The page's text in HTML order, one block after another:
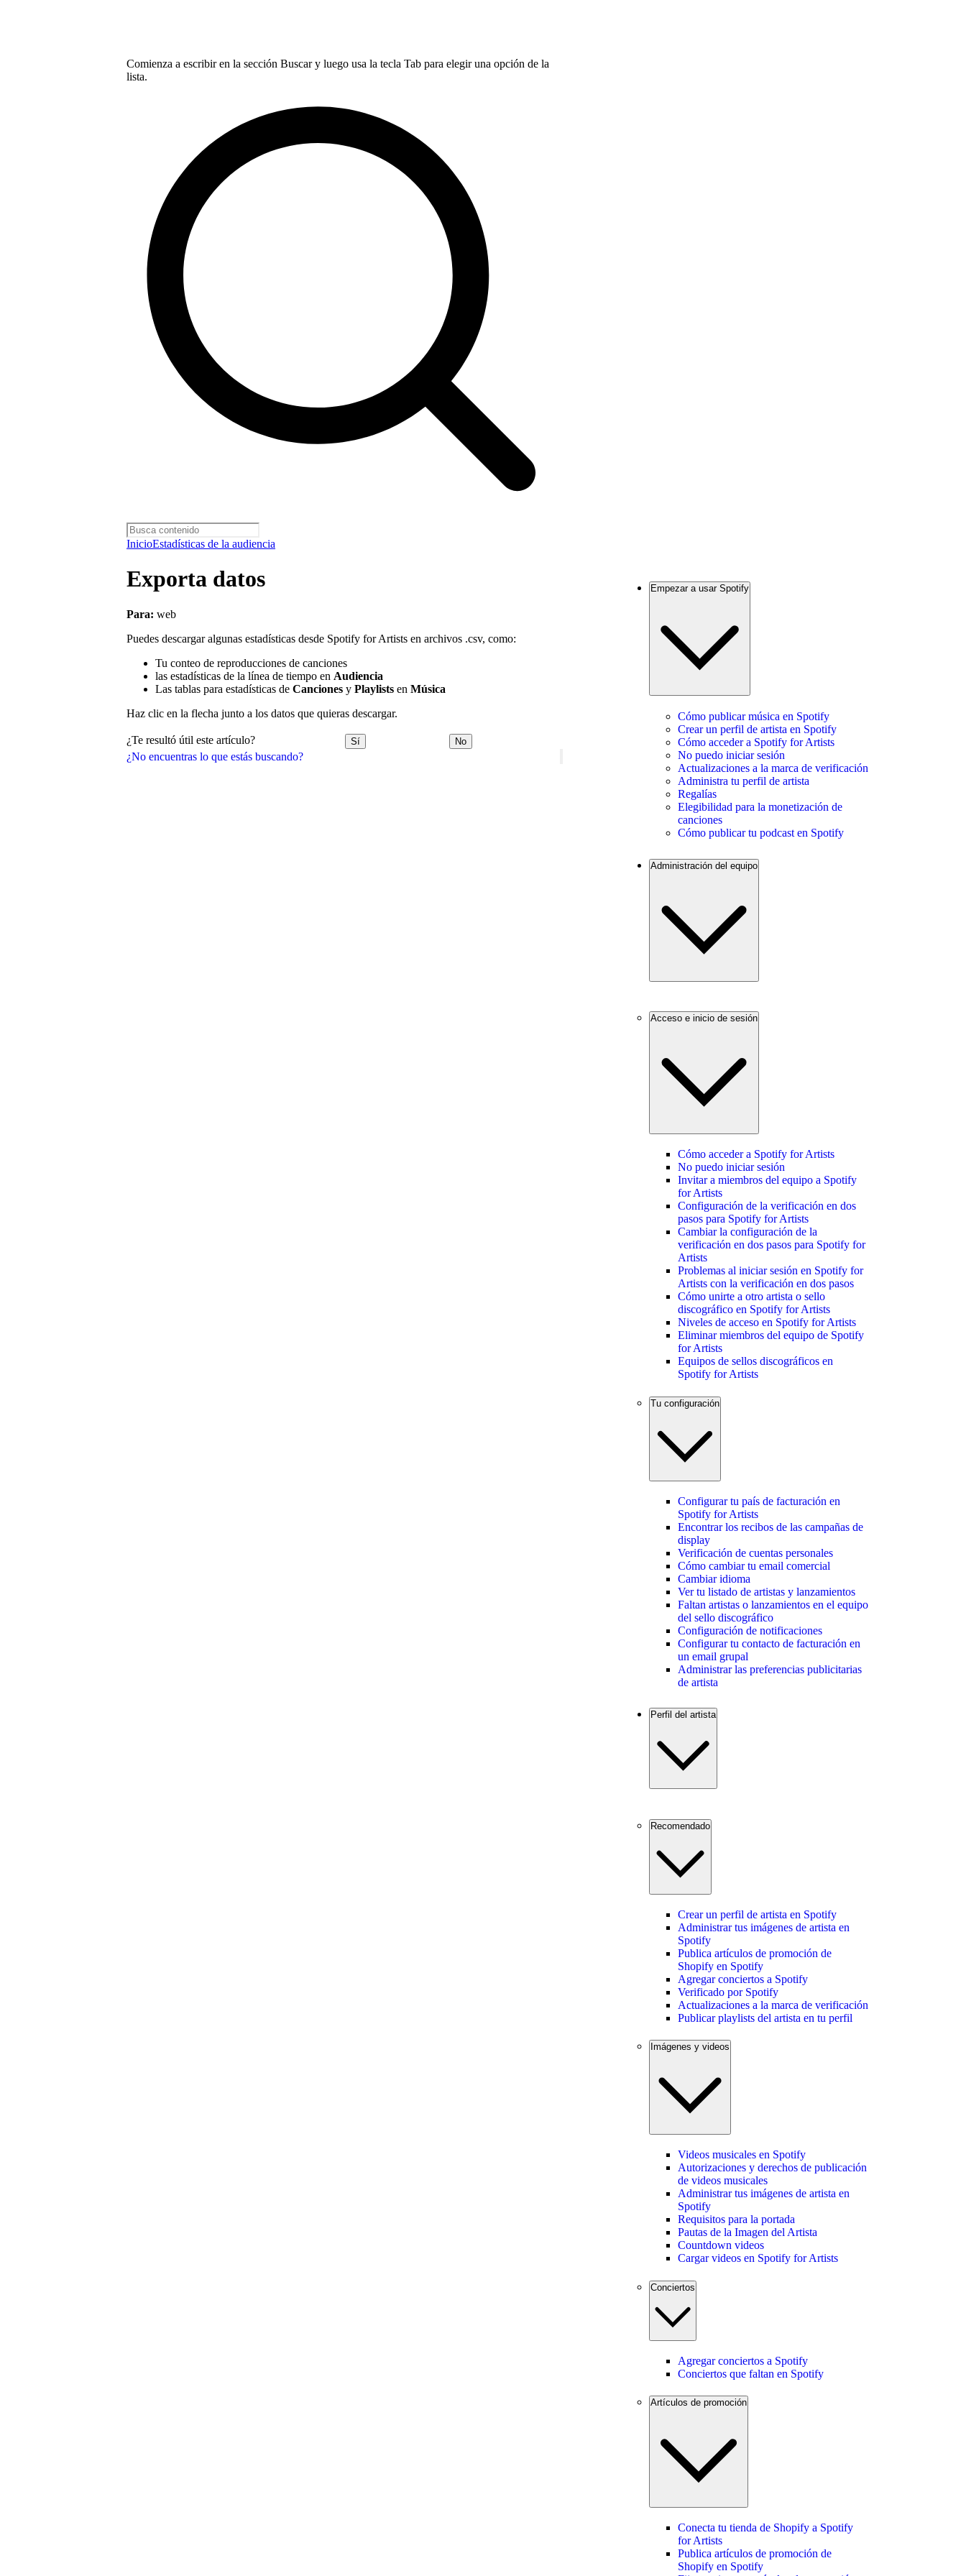
Comienza a escribir en la sección Buscar y luego usa la tecla Tab para elegir una opción de la
lista.
InicioEstadísticas de la audiencia
¿No encuentras lo que estás buscando?
Exporta datos
Para: web
Puedes descargar algunas estadísticas desde Spotify for Artists en archivos .csv, como:
Tu conteo de reproducciones de canciones
las estadísticas de la línea de tiempo en Audiencia
Las tablas para estadísticas de Canciones y Playlists en Música
Haz clic en la flecha junto a los datos que quieras descargar.
¿Te resultó útil este artículo? Sí No
Empezar a usar Spotify
Cómo publicar música en Spotify
Crear un perfil de artista en Spotify
Cómo acceder a Spotify for Artists
No puedo iniciar sesión
Actualizaciones a la marca de verificación
Administra tu perfil de artista
Regalías
Elegibilidad para la monetización de
canciones
Cómo publicar tu podcast en Spotify
Administración del equipo
Acceso e inicio de sesión
Cómo acceder a Spotify for Artists
No puedo iniciar sesión
Invitar a miembros del equipo a Spotify
for Artists
Configuración de la verificación en dos
pasos para Spotify for Artists
Cambiar la configuración de la
verificación en dos pasos para Spotify for
Artists
Problemas al iniciar sesión en Spotify for
Artists con la verificación en dos pasos
Cómo unirte a otro artista o sello
discográfico en Spotify for Artists
Niveles de acceso en Spotify for Artists
Eliminar miembros del equipo de Spotify
for Artists
Equipos de sellos discográficos en
Spotify for Artists
Tu configuración
Configurar tu país de facturación en
Spotify for Artists
Encontrar los recibos de las campañas de
display
Verificación de cuentas personales
Cómo cambiar tu email comercial
Cambiar idioma
Ver tu listado de artistas y lanzamientos
Faltan artistas o lanzamientos en el equipo
del sello discográfico
Configuración de notificaciones
Configurar tu contacto de facturación en
un email grupal
Administrar las preferencias publicitarias
de artista
Perfil del artista
Recomendado
Crear un perfil de artista en Spotify
Administrar tus imágenes de artista en
Spotify
Publica artículos de promoción de
Shopify en Spotify
Agregar conciertos a Spotify
Verificado por Spotify
Actualizaciones a la marca de verificación
Publicar playlists del artista en tu perfil
Imágenes y videos
Videos musicales en Spotify
Autorizaciones y derechos de publicación
de videos musicales
Administrar tus imágenes de artista en
Spotify
Requisitos para la portada
Pautas de la Imagen del Artista
Countdown videos
Cargar videos en Spotify for Artists
Conciertos
Agregar conciertos a Spotify
Conciertos que faltan en Spotify
Artículos de promoción
Conecta tu tienda de Shopify a Spotify
for Artists
Publica artículos de promoción de
Shopify en Spotify